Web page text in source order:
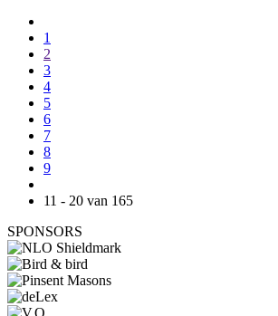
1
2
3
4
5
6
7
8
9
11 - 20 van 165
SPONSORS